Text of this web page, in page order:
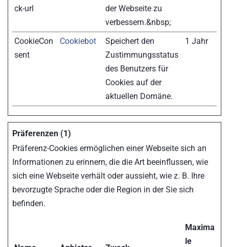
ck-url
der Webseite zu
verbessern.&nbsp;
CookieCon
sent
Cookiebot
Speichert den
Zustimmungsstatus
des Benutzers für
Cookies auf der
aktuellen Domäne.
1 Jahr
Präferenzen (1)
Präferenz-Cookies ermöglichen einer Webseite sich an
Informationen zu erinnern, die die Art beeinflussen, wie
sich eine Webseite verhält oder aussieht, wie z. B. Ihre
bevorzugte Sprache oder die Region in der Sie sich
befinden.
Maxima
le